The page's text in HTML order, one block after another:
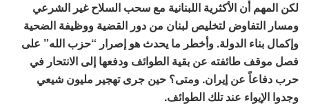
لكن المهم أن الأكثرية اللبنانية مع سحب السلاح غير الشرعي
ومسار التفاوض لتخليص لبنان من دور القضية ووظيفة الضحية
وإكمال بناء الدولة. وأخطر ما يحدث هو إصرار “حزب الله” على
فصل موقف طائفته عن بقية الطوائف ودفعها إلى الانتحار في
حرب دفاعاً عن إيران. ومتى؟ حين جرى تهجير مليون شيعي
وجدوا الإيواء عند تلك الطوائف.